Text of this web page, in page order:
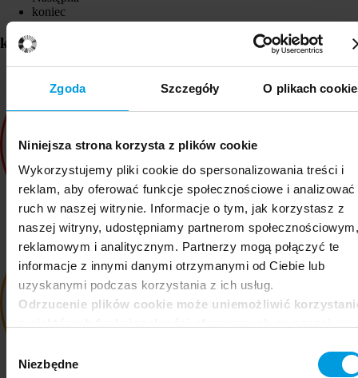
Zgoda Szczegóły O plikach
Niniejsza strona korzysta z plików cookie
Wykorzystujemy pliki cookie do spersonalizowania treści i
reklam, aby oferować funkcje społecznościowe i analizować
ruch w naszej witrynie. Informacje o tym, jak korzystasz z
naszej witryny, udostępniamy partnerom społecznościowym,
reklamowym i analitycznym. Partnerzy mogą połączyć te
informacje z innymi danymi otrzymanymi od Ciebie lub
uzyskanymi podczas korzystania z ich usług.
Odrzucenie plików cookie może uniemożliwić
zgody
Niezbędne
koniec
kanały